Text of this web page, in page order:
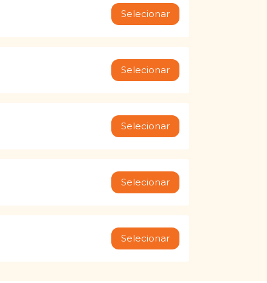
Selecionar
Selecionar
Selecionar
Selecionar
Selecionar